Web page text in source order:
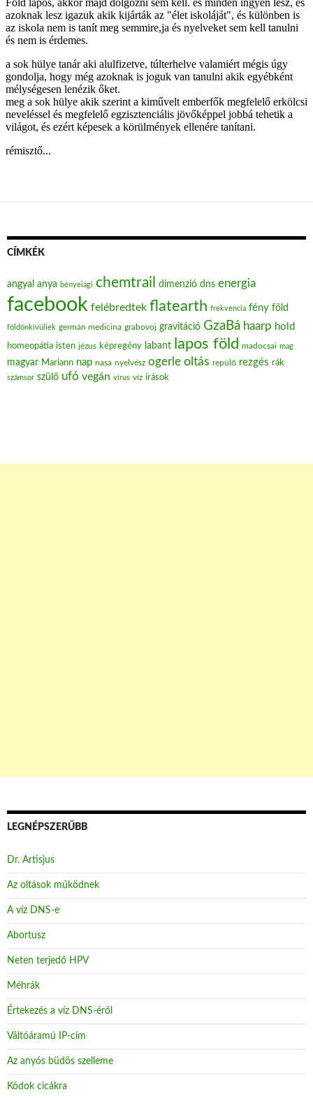
CÍMKÉK
angyal anya bényeiági chemtrail dimenzió dns energia
facebook felébredtek flatearth frekvencia fény föld
földönkívüliek germán medicina grabovoj gravitáció GzaBá haarp hold
homeopátia isten jézus képregény labant lapos föld madocsai mag
magyar Mariann nap nasa nyelvész ogerle oltás repülő rezgés rák
számsor szülő ufó vegán vírus víz írások
LEGNÉPSZERŰBB
Dr. Artisjus
Az oltások működnek
A víz DNS-e
Abortusz
Neten terjedő HPV
Méhrák
Értekezés a víz DNS-éről
Váltóáramú IP-cím
Az anyós büdös szelleme
Kódok cicákra